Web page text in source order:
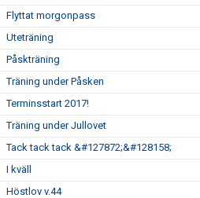
Flyttat morgonpass
Uteträning
Påskträning
Träning under Påsken
Terminsstart 2017!
Träning under Jullovet
Tack tack tack &#127872;&#128158;
I kväll
Höstlov v.44